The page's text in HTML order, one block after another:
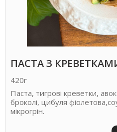
ПАСТА З
420г
Паста, тигрові креветки,
броколі, цибуля
мікрогрін.